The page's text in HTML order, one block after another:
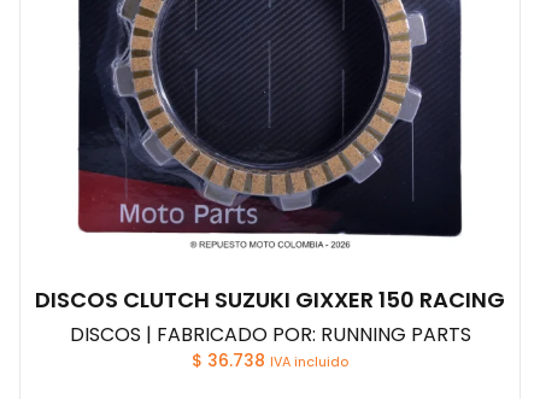
DISCOS CLUTCH SUZUKI GIXXER 150 RACING
DISCOS | FABRICADO POR: RUNNING PARTS
$ 36.738 IVA incluido